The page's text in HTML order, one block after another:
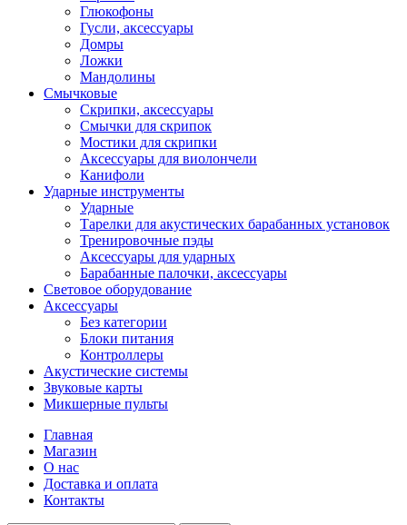
Глюкофоны
Гусли, аксессуары
Домры
Ложки
Мандолины
Смычковые
Скрипки, аксессуары
Смычки для скрипок
Мостики для скрипки
Аксессуары для виолончели
Канифоли
Ударные инструменты
Ударные
Тарелки для акустических барабанных установок
Тренировочные пэды
Аксессуары для ударных
Барабанные палочки, аксессуары
Световое оборудование
Аксессуары
Без категории
Блоки питания
Контроллеры
Акустические системы
Звуковые карты
Микшерные пульты
Главная
Магазин
О нас
Доставка и оплата
Контакты